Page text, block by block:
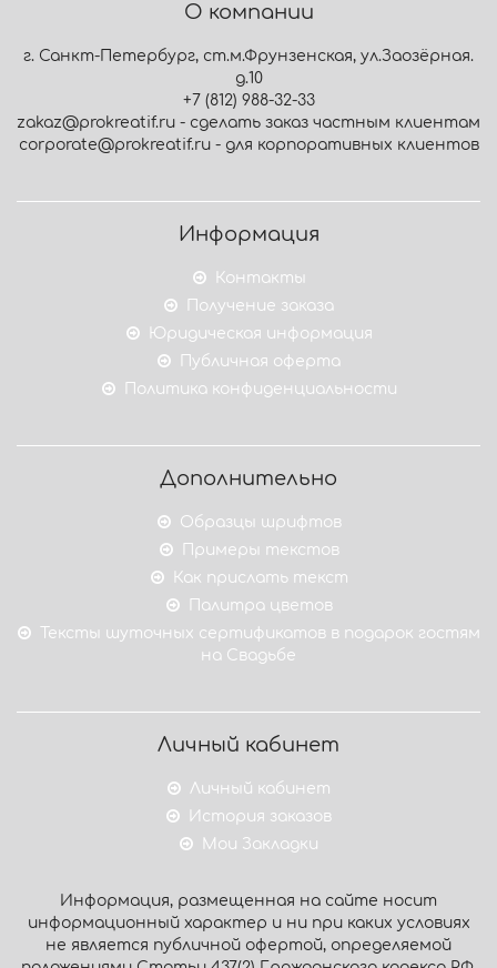
О компании
г. Санкт-Петербург, ст.м.Фрунзенская, ул.Заозёрная.
д.10
+7 (812) 988-32-33
zakaz@prokreatif.ru - сделать заказ частным клиентам
corporate@prokreatif.ru - для корпоративных клиентов
Информация
Контакты
Получение заказа
Юридическая информация
Публичная оферта
Политика конфиденциальности
Дополнительно
Образцы шрифтов
Примеры текстов
Как прислать текст
Палитра цветов
Тексты шуточных сертификатов в подарок гостям
на Свадьбе
Личный кабинет
Личный кабинет
История заказов
Мои Закладки
Информация, размещенная на сайте носит
информационный характер и ни при каких условиях
не является публичной офертой, определяемой